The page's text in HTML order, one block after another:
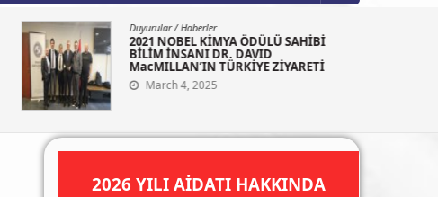
Duyurular/Haberler
2021 NOBEL KİMYA ÖDÜLÜ SAHİBİ
BİLİM İNSANI DR. DAVID
MacMILLAN’IN TÜRKİYE ZİYARETİ
March 4, 2025
2026 YILI AİDATI HAKKINDA